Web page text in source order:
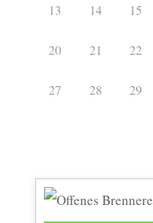
13 14 15
20 21 22
27 28 29